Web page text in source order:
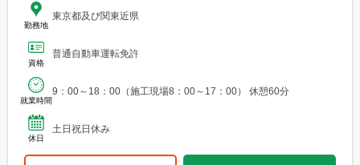
勤務地
東京都及び関東近県
資格
普通自動車運転免許
就業時間
9：00～18：00（施工現場8：00～17：00） 休憩60分
休日
土日祝日休み